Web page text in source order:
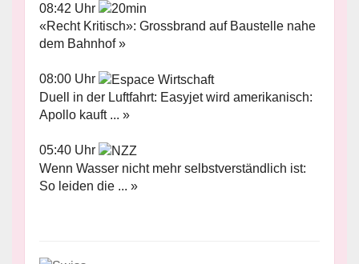
08:42 Uhr
«Recht Kritisch»: Grossbrand auf Baustelle nahe
dem Bahnhof »
08:00 Uhr
Duell in der Luftfahrt: Easyjet wird amerikanisch:
Apollo kauft ... »
05:40 Uhr
Wenn Wasser nicht mehr selbstverständlich ist:
So leiden die ... »